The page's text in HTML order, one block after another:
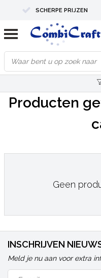
SCHERPE PRIJZEN
PROFESSIONELE KWALITEIT
EXPERTS IN MAATWERK
Producten
Geen
INSCHRIJVEN
Meld je nu aan voor extra